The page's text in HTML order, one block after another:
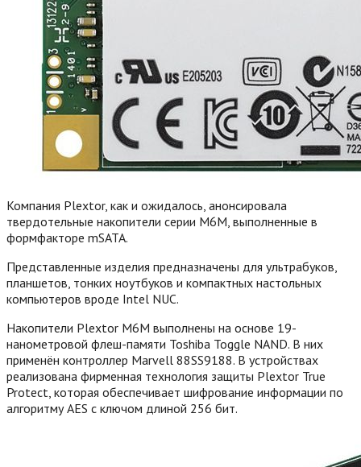
Компания Plextor, как и ожидалось, анонсировала
твердотельные накопители серии M6M, выполненные в
формфакторе mSATA.
Представленные изделия предназначены для ультрабуков,
планшетов, тонких ноутбуков и компактных настольных
компьютеров вроде Intel NUC.
Накопители Plextor M6M выполнены на основе 19-
нанометровой флеш-памяти Toshiba Toggle NAND. В них
применён контроллер Marvell 88SS9188. В устройствах
реализована фирменная технология защиты Plextor True
Protect, которая обеспечивает шифрование информации по
алгоритму AES с ключом длиной 256 бит.